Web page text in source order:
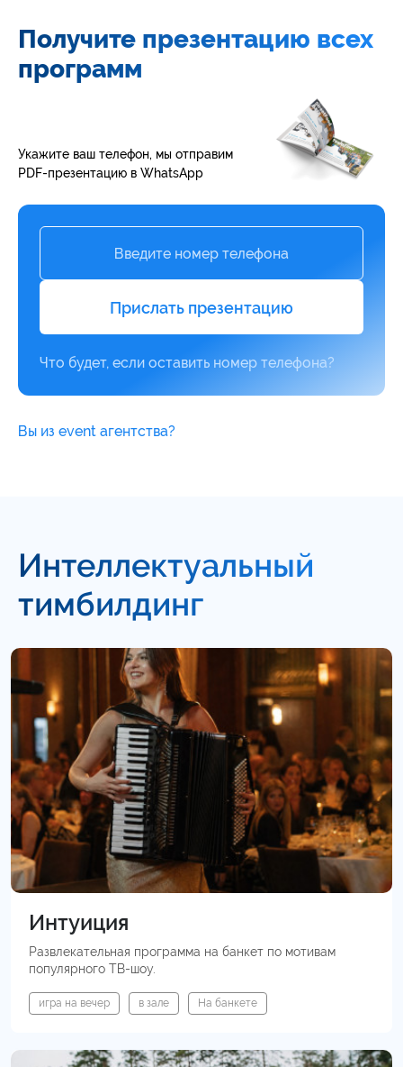
Получите презентацию всех
программ
Укажите ваш телефон, мы отправим
PDF-презентацию в WhatsApp
Что будет, если оставить номер телефона?
Вы из event агентства?
Интеллектуальный
тимбилдинг
Интуиция
Развлекательная программа на банкет по мотивам
популярного ТВ-шоу.
игра на вечер в зале На банкете